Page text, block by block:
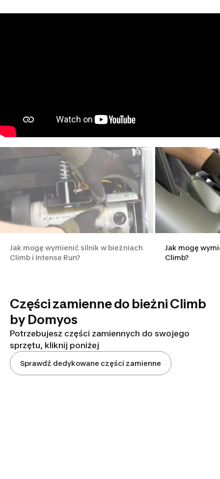
Jak mogę wymienić silnik w bieżniach
Climb i Intense Run?
Jak mogę
Climb?
Części zamienne do bieżni Climb
by Domyos
Potrzebujesz części zamiennych do swojego
sprzętu, kliknij poniżej
Sprawdź dedykowane części zamienne